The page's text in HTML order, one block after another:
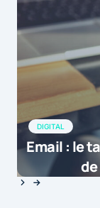
DIGITAL
Email : le